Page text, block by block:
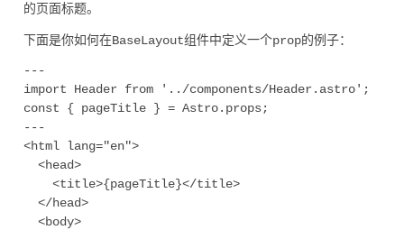
的页面标题。
下面是你如何在BaseLayout组件中定义一个prop的例子：
---
import Header from '../components/Header.astro';
const { pageTitle } = Astro.props;
---
<html lang="en">
  <head>
    <title>{pageTitle}</title>
  </head>
  <body>